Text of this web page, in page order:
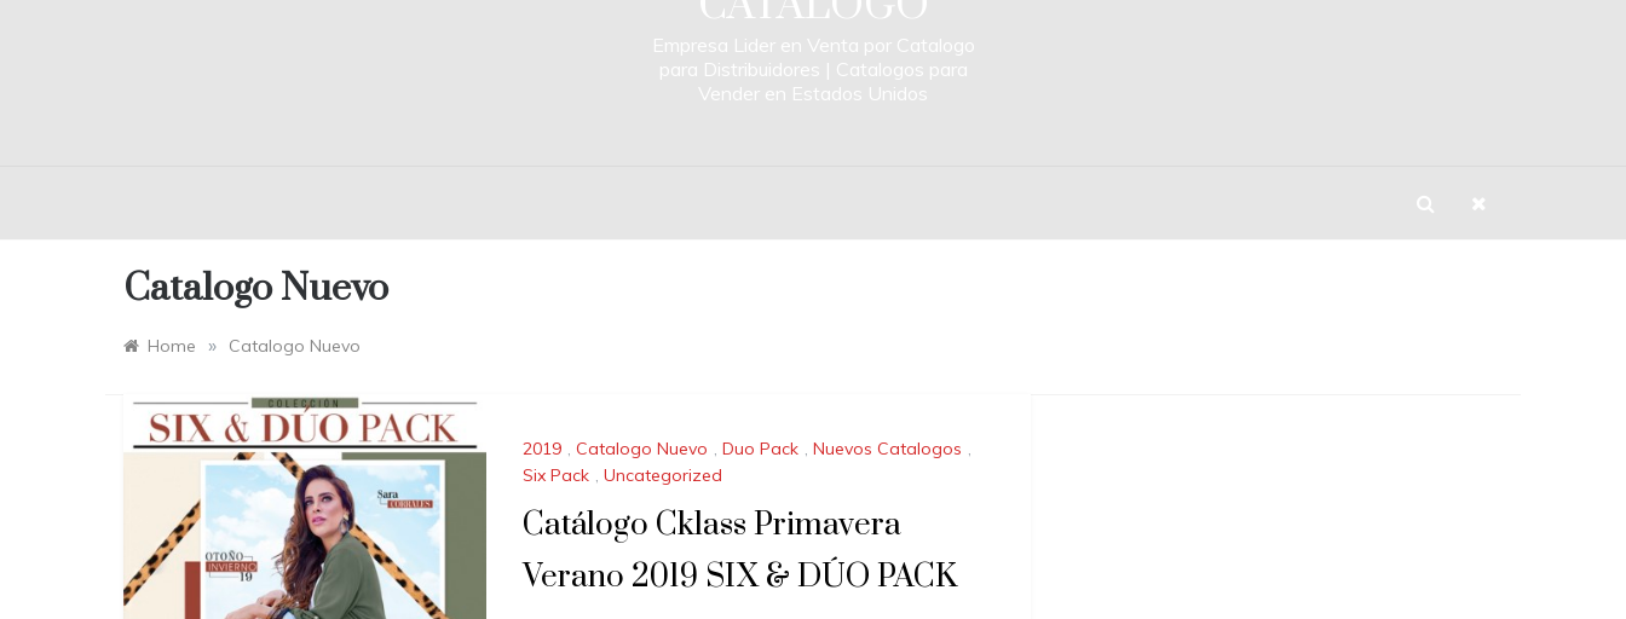
Empresa Lider en Venta por Catalogo
para Distribuidores | Catalogos para
Vender en Estados Unidos
Catalogo Nuevo
Home » Catalogo Nuevo
2019 , Catalogo Nuevo , Duo Pack , Nuevos Catalogos ,
Six Pack , Uncategorized
Catálogo Cklass Primavera
Verano 2019 SIX & DÚO PACK